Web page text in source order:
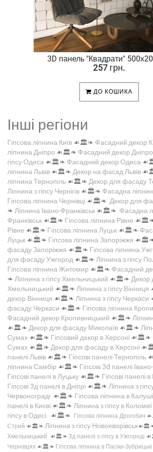
3D панель "Квадрати"
257 грн.
ДО КОШИКА
Інші регіони
Гіпсова ліпнина Київ ☙🏛️❧ Фасадний декор
ліпнина Дніпро ☙🏛️❧ Фасадний декор Дніпро
гіпсу Одеса ☙🏛️❧ Фасадний декор Одеса
ліпнина Львів ☙🏛️❧ Декор на фасад Львів
ліпнина Тернопіль ☙🏛️❧ Декор для фасаду
Ліпнина з гіпсу Чернігів ☙🏛️❧ Фасадна
Гіпсова ліпнина Чернівці ☙🏛️❧ Декор для
❧ Ліпнина Івано-Франківськ ☙🏛️❧ Фасадна
Франківськ ☙🏛️❧ Гіпсова ліпнина Рівне
Рівне ☙🏛️❧ Гіпсова ліпнина Луцьк ☙🏛️❧
Луцьк ☙🏛️❧ Гіпсова ліпнина Запоріжжя
фасаду Запоріжжя ☙🏛️❧ Гіпсова ліпнина
для фасаду Ужгород ☙🏛️❧ Ліпнина з гіпсу
Гіпсова ліпнина Житомир ☙🏛️❧ Фасадний
❧ Ліпнина з гіпсу Хмельницький ☙🏛️❧ Декор
Хмельницький ☙🏛️❧ Ліпнина з гіпсу Вінниця
декор Вінниця ☙🏛️❧ Ліпнина з гіпсу Черкаси
фасаду Черкаси ☙🏛️❧ Гіпсова ліпнина
Фасадний декор Кропивницький ☙🏛️❧
☙🏛️❧ Декор для фасаду Миколаїв ☙🏛️❧
Сумах ☙🏛️❧ Гіпсовий декор в Херсоні ☙🏛️❧
Сумах ☙🏛️❧ Декор для фасаду в Херсоні
панелі Львів ☙🏛️❧ Гіпсові панелі Тернопіль
ліпнина Самбір ☙🏛️❧ Гіпсові 3d панелі
Гіпсові панелі в Луцьку ☙🏛️❧ Гіпсові панелі
Гіпсові 3д панелі в Дніпрі ☙🏛️❧ Ліпнина з
Червонограді ☙🏛️❧ Гіпсова ліпнина в Калуші
панелі в Києві ☙🏛️❧ Ліпнина з гіпсу в Коломиї
гіпсу в Одесі ☙🏛️❧ Гіпсова ліпнина Дрогобич
Стрий ☙🏛️❧ Ліпнина з гіпсу Новояворівськ
Хмельницький ☙🏛️❧ 3д панелі з гіпсу в Ужгороді
Чернівцях ☙🏛️❧ Гіпсова ліпнина в Пасіки-Зубрицькі